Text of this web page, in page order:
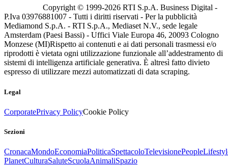
Copyright © 1999-2026 RTI S.p.A. Business Digital -
P.Iva 03976881007 - Tutti i diritti riservati - Per la pubblicità
Mediamond S.p.A. - RTI S.p.A., Mediaset N.V., sede legale
Amsterdam (Paesi Bassi) - Uffici Viale Europa 46, 20093 Cologno
Monzese (MI)Rispetto ai contenuti e ai dati personali trasmessi e/o
riprodotti è vietata ogni utilizzazione funzionale all’addestramento di
sistemi di intelligenza artificiale generativa. È altresì fatto divieto
espresso di utilizzare mezzi automatizzati di data scraping.
Legal
CorporatePrivacy PolicyCookie Policy
Sezioni
CronacaMondoEconomiaPoliticaSpettacoloTelevisionePeople
PlanetCulturaSaluteScuolaAnimaliSpazio